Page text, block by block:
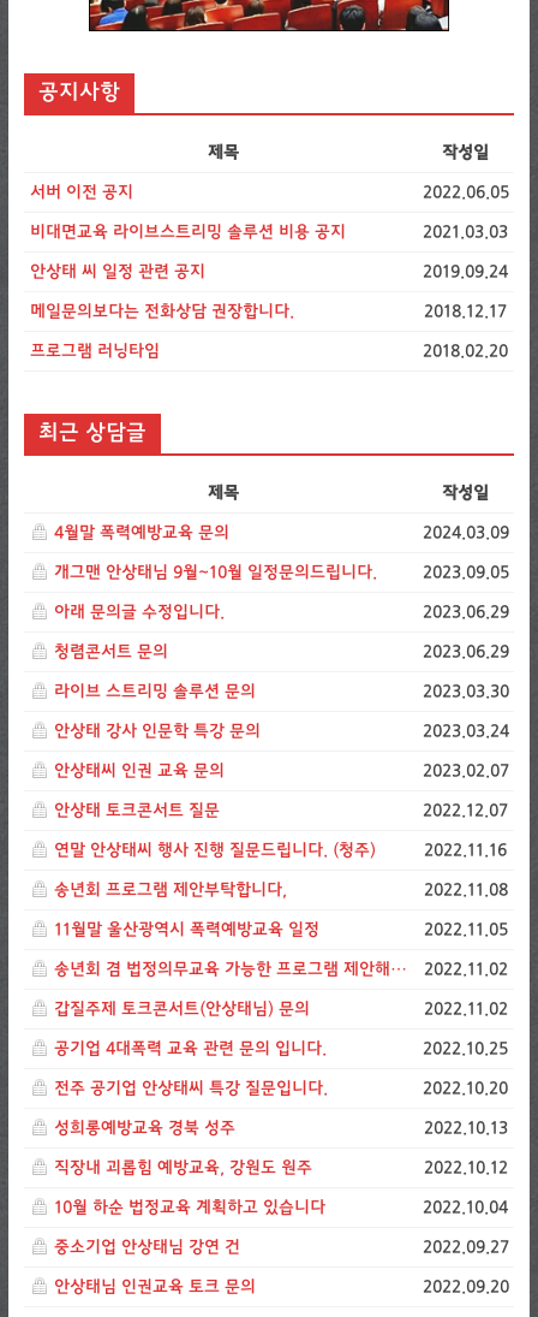
공지사항
제목 작성일
서버 이전 공지 2022.06.05
비대면교육 라이브스트리밍 솔루션 비용 공지 2021.03.03
안상태 씨 일정 관련 공지 2019.09.24
메일문의보다는 전화상담 권장합니다. 2018.12.17
프로그램 러닝타임 2018.02.20
최근 상담글
제목 작성일
4월말 폭력예방교육 문의 2024.03.09
개그맨 안상태님 9월~10월 일정문의드립니다. 2023.09.05
아래 문의글 수정입니다. 2023.06.29
청렴콘서트 문의 2023.06.29
라이브 스트리밍 솔루션 문의 2023.03.30
안상태 강사 인문학 특강 문의 2023.03.24
안상태씨 인권 교육 문의 2023.02.07
안상태 토크콘서트 질문 2022.12.07
연말 안상태씨 행사 진행 질문드립니다. (청주) 2022.11.16
송년회 프로그램 제안부탁합니다, 2022.11.08
11월말 울산광역시 폭력예방교육 일정 2022.11.05
송년회 겸 법정의무교육 가능한 프로그램 제안해주세요 2022.11.02
갑질주제 토크콘서트(안상태님) 문의 2022.11.02
공기업 4대폭력 교육 관련 문의 입니다. 2022.10.25
전주 공기업 안상태씨 특강 질문입니다. 2022.10.20
성희롱예방교육 경북 성주 2022.10.13
직장내 괴롭힘 예방교육, 강원도 원주 2022.10.12
10월 하순 법정교육 계획하고 있습니다 2022.10.04
중소기업 안상태님 강연 건 2022.09.27
안상태님 인권교육 토크 문의 2022.09.20